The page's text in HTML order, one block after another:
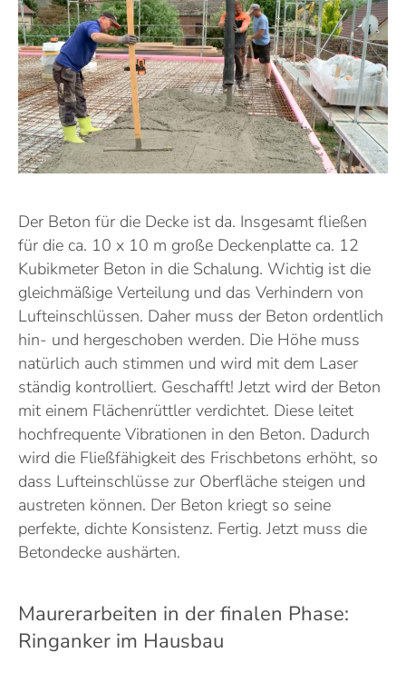
Der Beton für die Decke ist da. Insgesamt fließen
für die ca. 10 x 10 m große Deckenplatte ca. 12
Kubikmeter Beton in die Schalung. Wichtig ist die
gleichmäßige Verteilung und das Verhindern von
Lufteinschlüssen. Daher muss der Beton ordentlich
hin- und hergeschoben werden. Die Höhe muss
natürlich auch stimmen und wird mit dem Laser
ständig kontrolliert. Geschafft! Jetzt wird der Beton
mit einem Flächenrüttler verdichtet. Diese leitet
hochfrequente Vibrationen in den Beton. Dadurch
wird die Fließfähigkeit des Frischbetons erhöht, so
dass Lufteinschlüsse zur Oberfläche steigen und
austreten können. Der Beton kriegt so seine
perfekte, dichte Konsistenz. Fertig. Jetzt muss die
Betondecke aushärten.
Maurerarbeiten in der finalen Phase:
Ringanker im Hausbau